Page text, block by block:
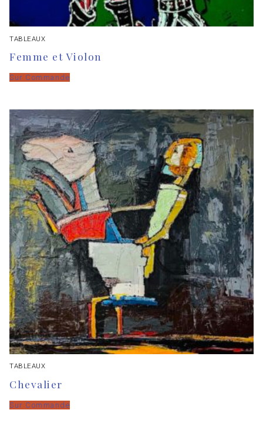
TABLEAUX
Femme et Violon
Sur Commande
TABLEAUX
Chevalier
Sur Commande